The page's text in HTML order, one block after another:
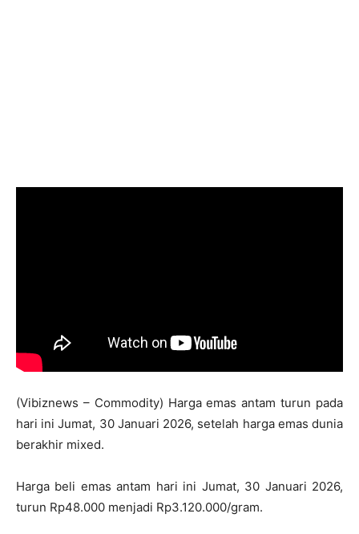
(Vibiznews – Commodity) Harga emas antam turun pada
hari ini Jumat, 30 Januari 2026, setelah harga emas dunia
berakhir mixed.
Harga beli emas antam hari ini Jumat, 30 Januari 2026,
turun Rp48.000 menjadi Rp3.120.000/gram.